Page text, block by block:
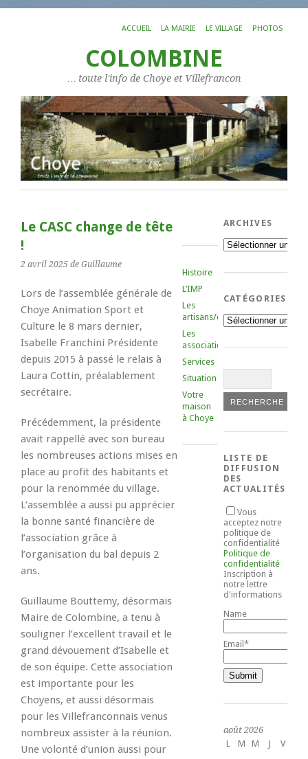
ACCUEIL LA MAIRIE LE VILLAGE PHOTOS
COLOMBINE
… toute l'info de Choye et Villefrancon
Le CASC change de tête
!
2 avril 2025 de Guillaume
Lors de l’assemblée générale de
Choye Animation Sport et
Culture le 8 mars dernier,
Isabelle Franchini Présidente
depuis 2015 à passé le relais à
Laura Cottin, préalablement
secrétaire.
Précédemment, la présidente
avait rappellé avec son bureau
les nombreuses actions mises en
place au profit des habitants et
pour la renommée du village.
L’assemblée a aussi pu apprécier
la bonne santé financière de
l’association grâce à
l’organisation du bal depuis 2
ans.
Guillaume Bouttemy, désormais
Maire de Colombine, a tenu à
souligner l’excellent travail et le
grand dévouement d’Isabelle et
de son équipe. Cette association
est importante pour les
Choyens, et aussi désormais
pour les Villefranconnais venus
nombreux assister à la réunion.
Une volonté d’union aussi pour
Histoire
L’IMP
Les
artisans/commerçants
Les
associations
Services
Situation
Votre
maison
à Choye
ARCHIVES
Archives
CATÉGORIES
Catégories
LISTE DE
DIFFUSION
DES
ACTUALITÉS
Vous
acceptez notre
politique de
confidentialité
Politique de
confidentialité
Inscription à
notre lettre
d'informations
Name
Email*
août 2026
L
M M J V